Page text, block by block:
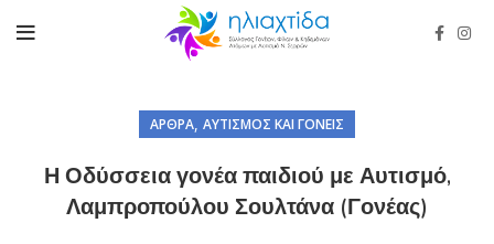
ΆΡΘΡΑ, ΑΥΤΙΣΜΌΣ ΚΑΙ ΓΟΝΕΊΣ
Η Οδύσσεια γονέα παιδιού με Αυτισμό,
Λαμπροπούλου Σουλτάνα (Γονέας)